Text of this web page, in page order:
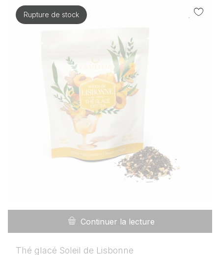
Miels crémeux
Miels par saison
Rupture de stock
Continuer la lecture
Thé glacé Soleil de Lisbonne